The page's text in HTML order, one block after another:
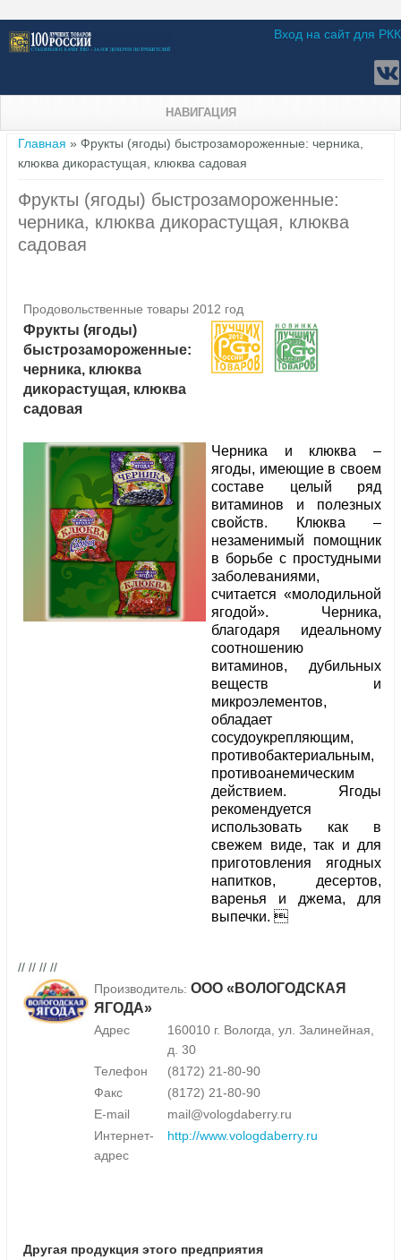
Вход на сайт для РКК
НАВИГАЦИЯ
Вы здесь
Главная » Фрукты (ягоды) быстрозамороженные: черника,
клюква дикорастущая, клюква садовая
Фрукты (ягоды) быстрозамороженные:
черника, клюква дикорастущая, клюква
садовая
Продовольственные товары 2012 год
Фрукты (ягоды)
быстрозамороженные:
черника, клюква
дикорастущая, клюква
садовая
Черника и клюква –
ягоды, имеющие в своем
составе целый ряд
витаминов и полезных
свойств. Клюква –
незаменимый помощник
в борьбе с простудными
заболеваниями,
считается «молодильной
ягодой». Черника,
благодаря идеальному
соотношению
витаминов, дубильных
веществ и
микроэлементов,
обладает
сосудоукрепляющим,
противобактериальным,
противоанемическим
действием. Ягоды
рекомендуется
использовать как в
свежем виде, так и для
приготовления ягодных
напитков, десертов,
варенья и джема, для
выпечки. 
// // // //
Производитель: ООО «ВОЛОГОДСКАЯ
ЯГОДА»
Адрес
160010 г. Вологда, ул. Залинейная,
д. 30
Телефон
(8172) 21-80-90
Факс
(8172) 21-80-90
E-mail
mail@vologdaberry.ru
Интернет-
адрес
http://www.vologdaberry.ru
Другая продукция этого предприятия